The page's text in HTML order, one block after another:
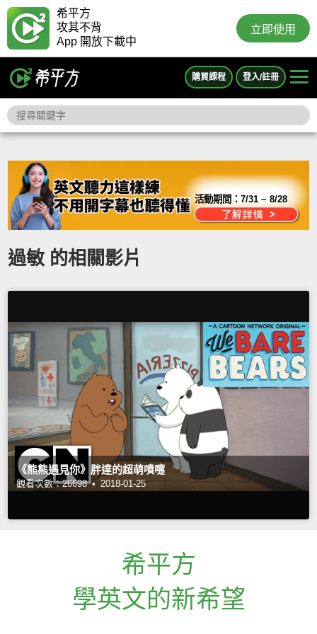
希平方
攻其不背
App 開放下載中
立即使用
購買課程 登入/註冊
活動期間：7/31 ~ 8/28
過敏 的相關影片
《熊熊遇見你》胖達的超萌噴嚏
觀看次數：26698 • 2018-01-25
希平方
學英文的新希望